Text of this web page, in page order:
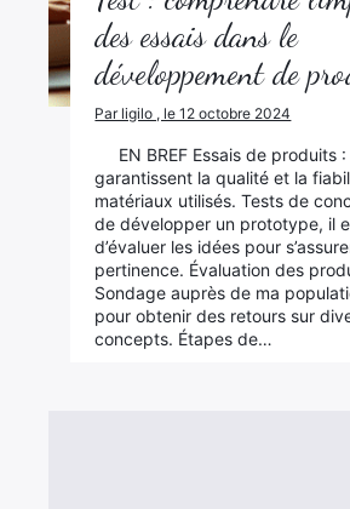
des essais dans le
développement de
Par ligilo , le 12 octobre 2024
EN BREF Essais de produits :
garantissent la qualité et la
matériaux utilisés. Tests de
de développer un prototype, il
d’évaluer les idées pour
pertinence. Évaluation des
Sondage auprès de ma
pour obtenir des retours sur
concepts. Étapes de…